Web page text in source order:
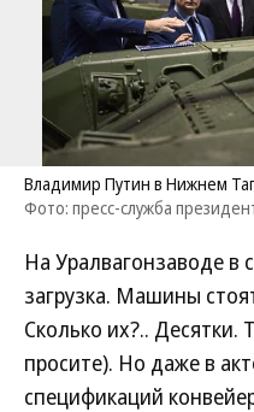
Владимир Путин в Нижнем
Фото: пресс-служба
На Уралвагонзаводе
загрузка. Машины
Сколько их?.. Десятки.
просите). Но даже в
спецификаций